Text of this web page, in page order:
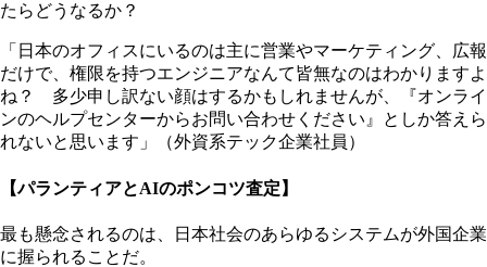
たらどうなるか？
「日本のオフィスにいるのは主に営業やマーケティング、広報
だけで、権限を持つエンジニアなんて皆無なのはわかりますよ
ね？ 多少申し訳ない顔はするかもしれませんが、『オンライ
ンのヘルプセンターからお問い合わせください』としか答えら
れないと思います」（外資系テック企業社員）
【パランティアとAIのポンコツ査定】
最も懸念されるのは、日本社会のあらゆるシステムが外国企業
に握られることだ。